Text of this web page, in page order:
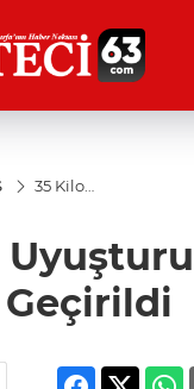
35 Kilo
Geçirildi
Geçirildi